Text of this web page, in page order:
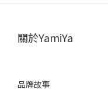
關於YamiYa
品牌故事